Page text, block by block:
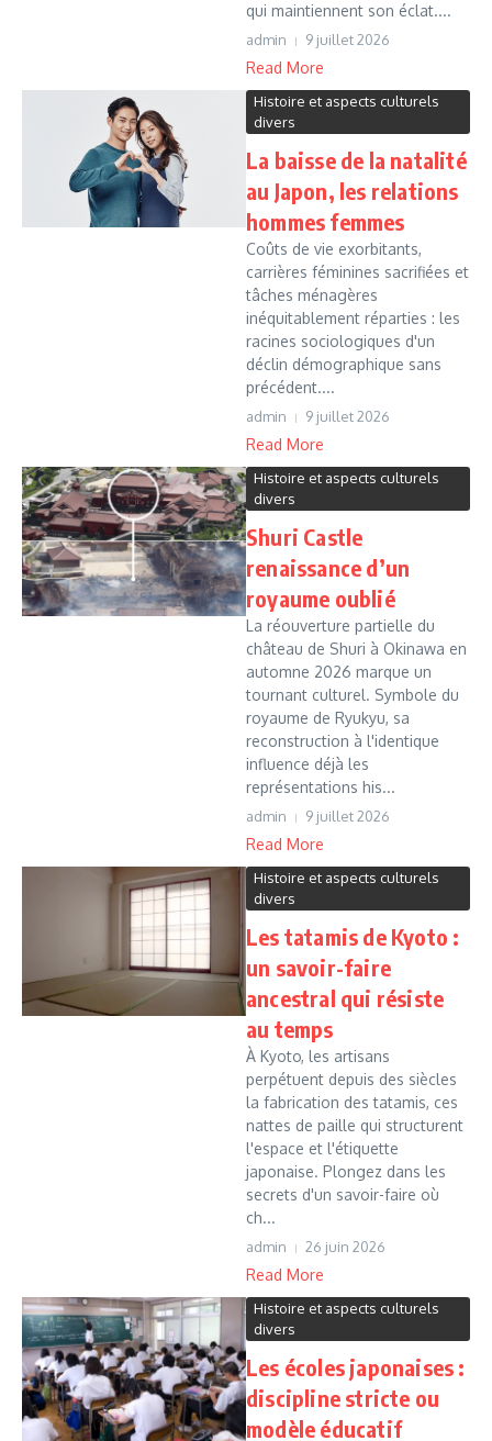
qui maintiennent son éclat....
admin 9 juillet 2026
Read More
Histoire et aspects culturels
divers
La baisse de la natalité
au Japon, les relations
hommes femmes
Coûts de vie exorbitants,
carrières féminines sacrifiées et
tâches ménagères
inéquitablement réparties : les
racines sociologiques d'un
déclin démographique sans
précédent....
admin 9 juillet 2026
Read More
Histoire et aspects culturels
divers
Shuri Castle
renaissance d’un
royaume oublié
La réouverture partielle du
château de Shuri à Okinawa en
automne 2026 marque un
tournant culturel. Symbole du
royaume de Ryukyu, sa
reconstruction à l'identique
influence déjà les
représentations his...
admin 9 juillet 2026
Read More
Histoire et aspects culturels
divers
Les tatamis de Kyoto :
un savoir-faire
ancestral qui résiste
au temps
À Kyoto, les artisans
perpétuent depuis des siècles
la fabrication des tatamis, ces
nattes de paille qui structurent
l'espace et l'étiquette
japonaise. Plongez dans les
secrets d'un savoir-faire où
ch...
admin 26 juin 2026
Read More
Histoire et aspects culturels
divers
Les écoles japonaises :
discipline stricte ou
modèle éducatif